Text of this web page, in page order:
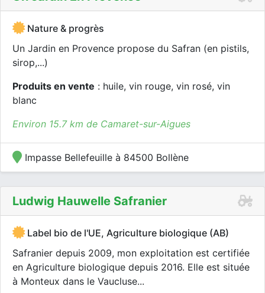
Nature & progrès
Un Jardin en Provence propose du Safran (en pistils,
sirop,...)
Produits en vente : huile, vin rouge, vin rosé, vin
blanc
Environ 15.7 km de Camaret-sur-Aigues
Impasse Bellefeuille à 84500 Bollène
Ludwig Hauwelle Safranier
Label bio de l'UE, Agriculture biologique (AB)
Safranier depuis 2009, mon exploitation est certifiée
en Agriculture biologique depuis 2016. Elle est située
à Monteux dans le Vaucluse...